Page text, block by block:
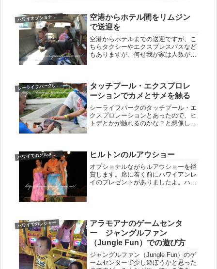
ハワイオプショナルツアー
空港からホテル間をリムジン
で送迎を
空港からホテルまでの送迎ですが、こ
ちらタクシーやエクスプレスバスなど
もありますが、何せ我が家は人数が５
も、リムジンの方が気兼ねもなくてお
値...
シーライフパーク(sea life park)
タッチプール・エクスプロレ
ーションでカメとサメを触る
シーライフパークのタッチプール・エ
クスプロレーションとあったので、ヒ
トデとかが触れるのかな？と想像して
くれましたよ。カメの餌付けをした後
だ...
ハワイでのグルメ＆食事＆スイーツ ヒルトンのルアウショー
オプショナルながらルアウショーを鑑
賞します。席に着く前にハワイアンレ
イのプレゼントがありましたよ。ハワ
（メ...
ハワイでのレジャー
アラモアナのゲームセンタ
ー ジャングルファン
（Jungle Fun）での遊び方
ジャングルファン（Jungle Fun）のゲ
ームセンターで少し遊ぼうかと思った